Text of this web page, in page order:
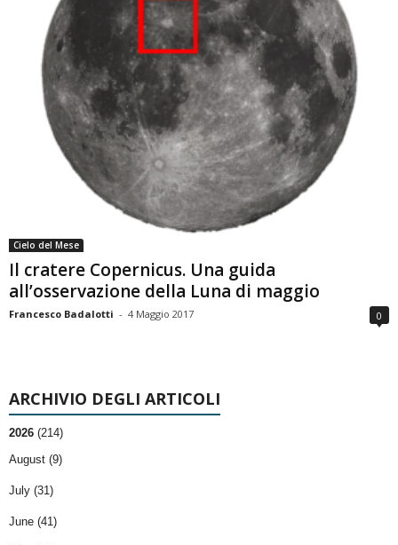
Cielo del Mese
Il cratere Copernicus. Una guida
all’osservazione della Luna di maggio
Francesco Badalotti - 4 Maggio 2017 0
ARCHIVIO DEGLI ARTICOLI
2026 (214)
August (9)
July (31)
June (41)